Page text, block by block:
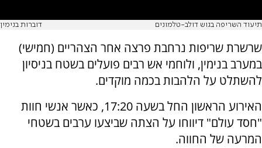
תיעוד השריפה בגוש דולב-טלמונים דוברות בנימין
שרשרת שריפות נרחבת פרצה אחר הצהריים (חמישי)
במערב בנימין, ולוחמי אש רבים פועלים בשטח בניסיון
להשתלט על הלהבות בכמה מוקדים.
האירוע הראשון החל בשעה 17:20, כאשר אנשי חוות
"חסד עולם" דיווחו על הצתה שביצעו ערבים בשטחי
המרעה של החווה.